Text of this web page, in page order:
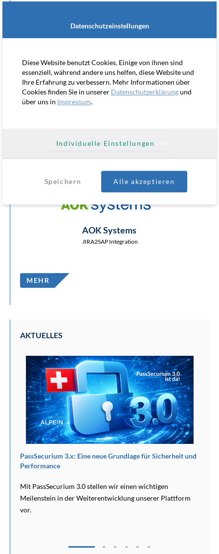
GOODMENGROUP GMBH & Co. KG
Unternehmensseite mit integriertem Blog
Website mit Veranstaltungsportal
AOK Systems
JIRA2SAP Integration
MEHR
AKTUELLES
für Sicherheit und
wichtigen
Plattform
Cybersecurity-Kickstart-Guide für neue
Ein neues Unternehmen zu gründen bedeutet,
Entscheidungen zu treffen: Produktentwicklung,
Datenschutzeinstellungen
Diese Website benutzt Cookies. Einige von ihnen sind
essenziell, während andere uns helfen, diese Website und
Ihre Erfahrung zu verbessern. Mehr Informationen über
Cookies finden Sie in unserer Datenschutzerklärungund
über uns in Impressum.
Individuelle Einstellungen
Speichern Alle akzeptieren